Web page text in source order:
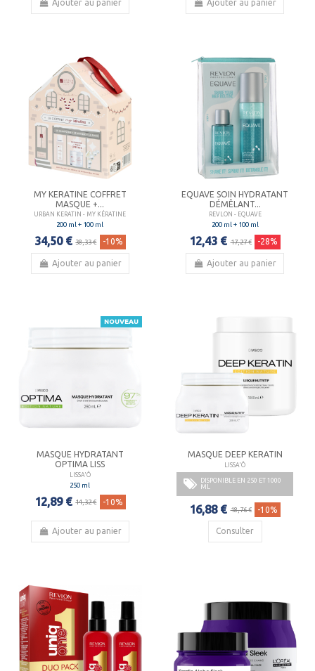
Ajouter au panier Ajouter au panier
MY KERATINE COFFRET
MASQUE +...
URBAN KERATIN - MY KÉRATINE
200 ml + 100 ml
34,50 € 38,33 € -10%
Ajouter au panier
EQUAVE SOIN HYDRATANT
DÉMÊLANT...
REVLON - EQUAVE
200 ml + 100 ml
12,43 € 17,27 € -28%
Ajouter au panier
NOUVEAU
MASQUE HYDRATANT
OPTIMA LISS
LISSA'Ô
250 ml
12,89 € 14,32 € -10%
Ajouter au panier
MASQUE DEEP KERATIN
LISSA'Ô
DISPONIBLE EN 250 ET 1000
ML
16,88 € 18,76 € -10%
Consulter